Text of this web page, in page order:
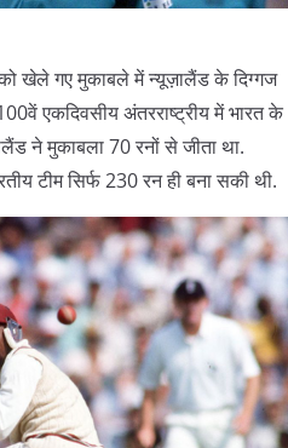
खेले गए मुकाबले में न्यूज़ालैंड के दिग्गज
एकदिवसीय अंतरराष्ट्रीय में भारत के
ने मुकाबला 70 रनों से जीता था.
टीम सिर्फ 230 रन ही बना सकी थी.